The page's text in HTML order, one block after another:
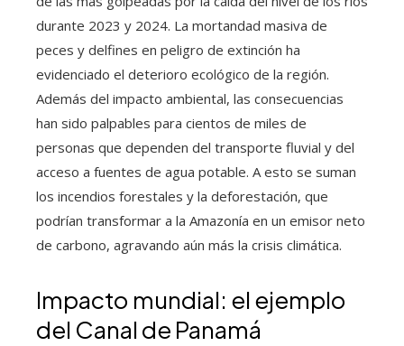
durante 2023 y 2024. La mortandad masiva de
peces y delfines en peligro de extinción ha
evidenciado el deterioro ecológico de la región.
Además del impacto ambiental, las consecuencias
han sido palpables para cientos de miles de
personas que dependen del transporte fluvial y del
acceso a fuentes de agua potable. A esto se suman
los incendios forestales y la deforestación, que
podrían transformar a la Amazonía en un emisor neto
de carbono, agravando aún más la crisis climática.
Impacto mundial: el ejemplo
del Canal de Panamá